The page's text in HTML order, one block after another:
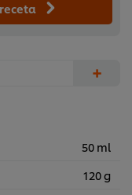
+
50 ml
120 g